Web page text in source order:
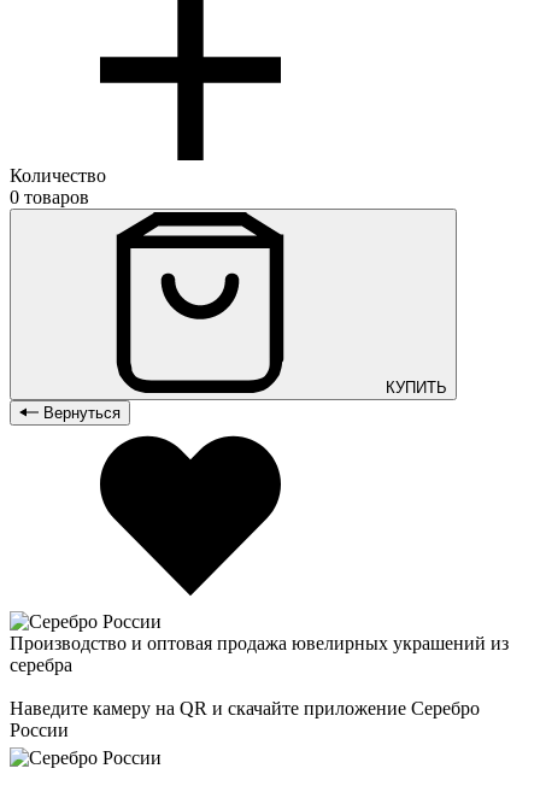
Количество
0 товаров
КУПИТЬ
Вернуться
Производство и оптовая продажа ювелирных украшений из
серебра
Наведите камеру на QR и скачайте приложение Серебро
России